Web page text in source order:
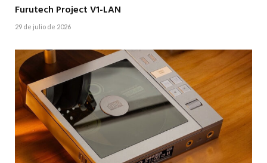
Furutech Project V1-LAN
29 de julio de 2026